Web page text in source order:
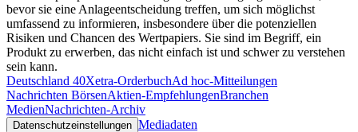
bevor sie eine Anlageentscheidung treffen, um sich möglichst
umfassend zu informieren, insbesondere über die potenziellen
Risiken und Chancen des Wertpapiers. Sie sind im Begriff, ein
Produkt zu erwerben, das nicht einfach ist und schwer zu verstehen
sein kann.
Deutschland 40Xetra-OrderbuchAd hoc-Mitteilungen
Nachrichten BörsenAktien-EmpfehlungenBranchen
MedienNachrichten-Archiv
Datenschutzeinstellungen Mediadaten